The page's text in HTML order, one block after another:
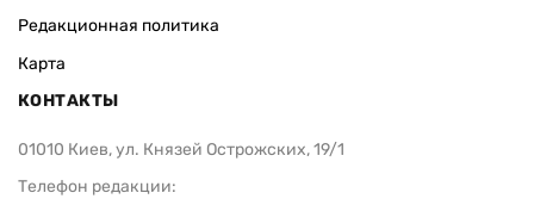
Редакционная политика
Карта
КОНТАКТЫ
01010 Киев, ул. Князей Острожских, 19/1
Телефон редакции: